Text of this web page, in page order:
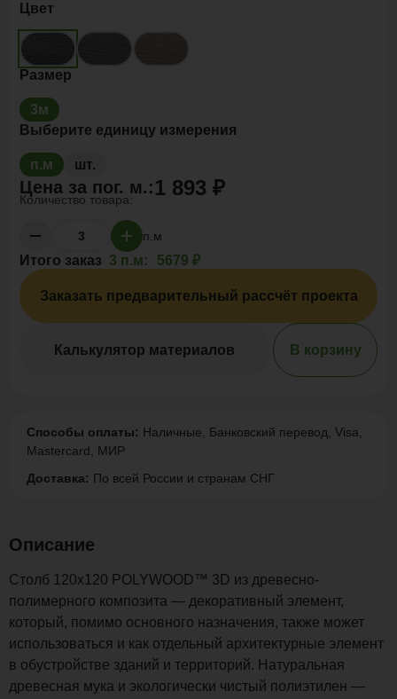
Цвет
Размер
3м
Выберите единицу измерения
п.м шт.
Цена за пог. м.:1 893 ₽
Количество товара:
п.м
Итого заказ 3 п.м: 5679 ₽
Заказать предварительный рассчёт проекта
Калькулятор материалов В корзину
Способы оплаты: Наличные, Банковский перевод, Visa,
Mastercard, МИР
Доставка: По всей России и странам СНГ
Описание
Столб 120x120 POLYWOOD™ 3D из древесно-
полимерного композита — декоративный элемент,
который, помимо основного назначения, также может
использоваться и как отдельный архитектурные элемент
в обустройстве зданий и территорий. Натуральная
древесная мука и экологически чистый полиэтилен —